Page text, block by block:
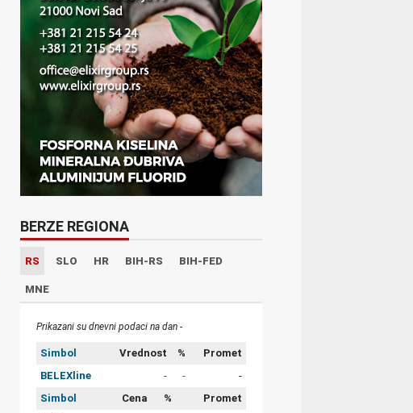
BERZE REGIONA
RS SLO HR BIH-RS BIH-FED
MNE
Prikazani su dnevni podaci na dan -
Simbol Vrednost %
Promet
BELEXline
- -
-
Simbol
Cena %
Promet